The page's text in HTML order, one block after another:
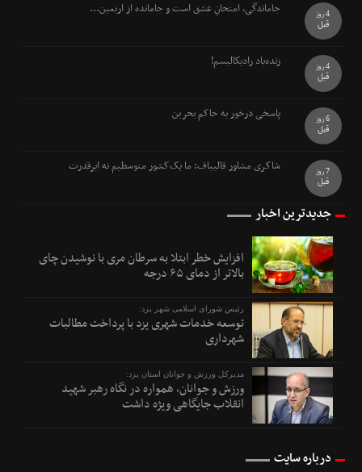
جاماندگی، امتحانِ عشق است و جامانده از اربعین...
4 روز
قبل
زنده‌باد رادیکالیسم!
4 روز
قبل
پاسخی درخور به حاکم بحرین
6 روز
قبل
شاکری مشاور قالیباف: ما یک‌کشور متوسطیم نه ابرقدرت
7 روز
قبل
جدیدترین اخبار
افزایش خطر ابتلا به سرطان مری با نوشیدن چای
بالاتر از دمای ۶۵ درجه
رئیس شورای اسلامی شهر یزد:
توسعه خدمات شهری یزد با پرداخت مطالبات
شهرداری
مدیرکل ورزش و جوانان استان یزد:
ورزش و جوانان، همواره در نگاه رهبر شهید
انقلاب جایگاهی ویژه داشت
درباره سایت